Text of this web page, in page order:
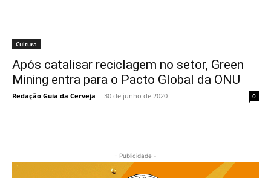
Cultura
Após catalisar reciclagem no setor, Green
Mining entra para o Pacto Global da ONU
Redação Guia da Cerveja - 30 de junho de 2020 0
- Publicidade -